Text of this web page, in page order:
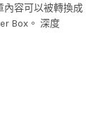
內容可以被轉換成
Box。 深度